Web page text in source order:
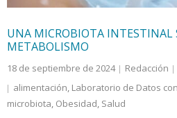
UNA MICROBIOTA INTESTINAL
METABOLISMO
18 de septiembre de 2024 Redacción
alimentación, Laboratorio de Datos
microbiota, Obesidad, Salud